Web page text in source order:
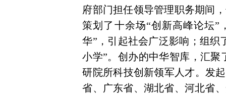
府部门担任领导管理职务期间
策划了十余场“创新高峰论坛”
华”，引起社会广泛影响；组织
小学”。创办的中华智库，汇聚
研院所科技创新领军人才。发
省、广东省、湖北省、河北省